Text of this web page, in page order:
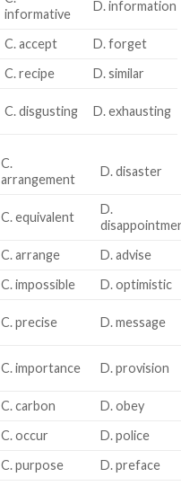
informative
D. information
C. accept
D. forget
C. recipe D. similar
C. disgusting D. exhausting
C.
arrangement
D. disaster
C. equivalent
D.
C. arrange
D. advise
C. impossible D. optimistic
C. precise D. message
C. importance D. provision
C. carbon
D. obey
C. occur
D. police
C. purpose
D. preface